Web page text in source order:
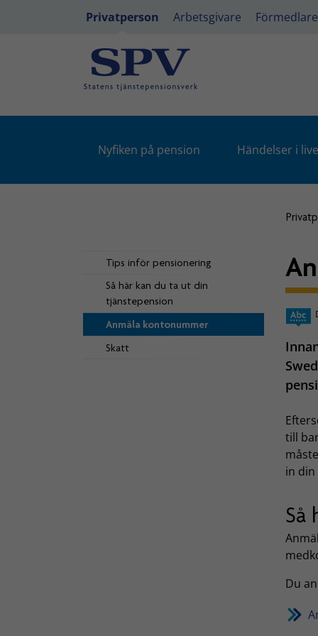
Privatperson Arbetsgivare Förmedlare
Nyfiken på pension Händelser i
Tips inför pensionering
Så här kan du ta ut din
tjänstepension
Anmäla kontonummer
Skatt
till
in
Så
Du